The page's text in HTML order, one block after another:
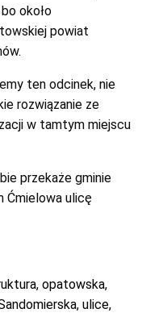
około
powiat
ten odcinek, nie
rozwiązanie ze
w tamtym miejscu
przekaże gminie
Ćmielowa ulicę
, opatowska,
, ulice,